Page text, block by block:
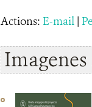
Actions: E-mail|